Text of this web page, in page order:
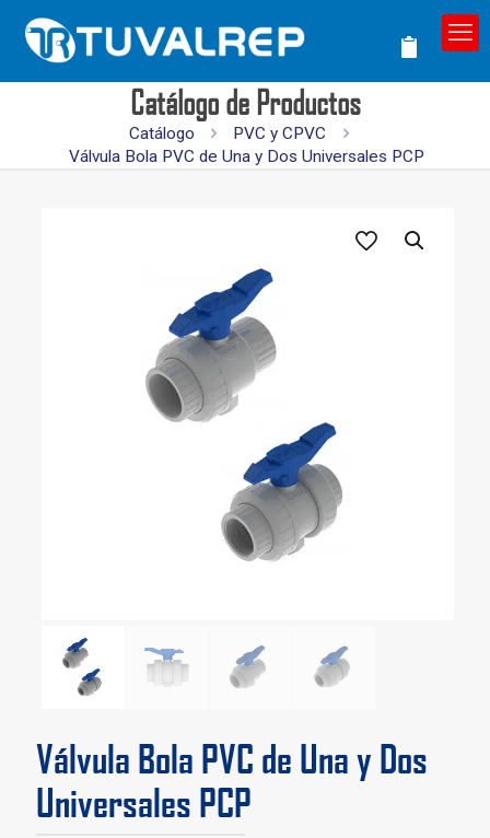
Catálogo de Productos
Catálogo
PVC y CPVC
Válvula Bola PVC de Una y Dos Universales PCP
Válvula Bola PVC de Una y Dos
Universales PCP